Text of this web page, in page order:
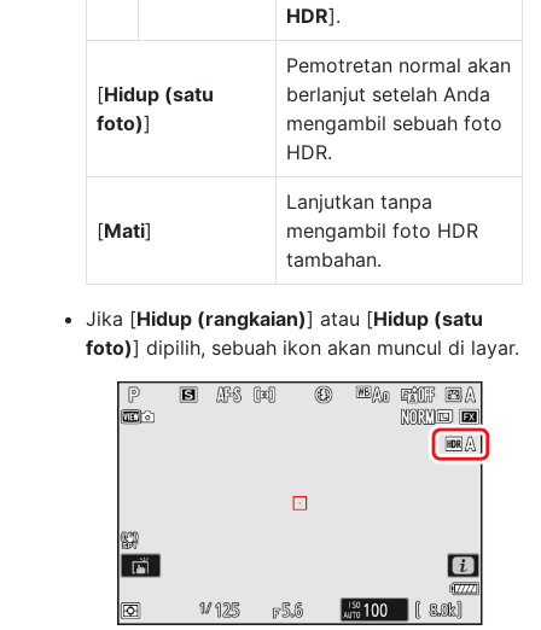
HDR].
[Hidup (satu
foto)]
Pemotretan normal akan
berlanjut setelah Anda
mengambil sebuah foto
HDR.
[Mati]
Lanjutkan tanpa
mengambil foto HDR
tambahan.
Jika [Hidup (rangkaian)] atau [Hidup (satu
foto)] dipilih, sebuah ikon akan muncul di layar.